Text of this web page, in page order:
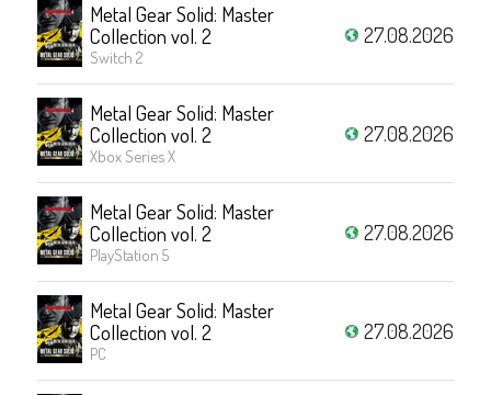
Metal Gear Solid: Master
Collection vol. 2
Switch 2
27.08.2026
Metal Gear Solid: Master
Collection vol. 2
Xbox Series X
27.08.2026
Metal Gear Solid: Master
Collection vol. 2
PlayStation 5
27.08.2026
Metal Gear Solid: Master
Collection vol. 2
PC
27.08.2026